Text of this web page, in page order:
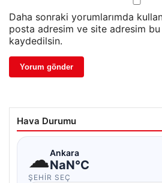
Daha sonraki yorumlarımda
posta adresim ve site adresim bu
kaydedilsin.
Hava Durumu
☁Ankara
NaN°C
ŞEHIR SEÇ